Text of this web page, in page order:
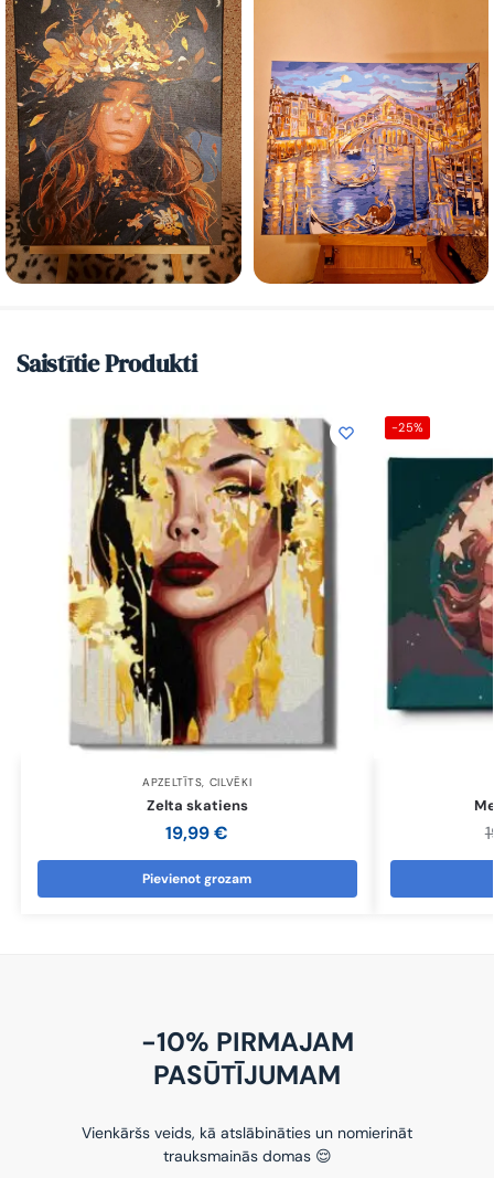
Saistītie Produkti
APZELTĪTS, CILVĒKI
Zelta skatiens
19,99€
Pievienot grozam
-25%
-10% PIRMAJAM
PASŪTĪJUMAM
Vienkāršs veids, kā atslābināties un nomierināt
trauksmainās domas 😌